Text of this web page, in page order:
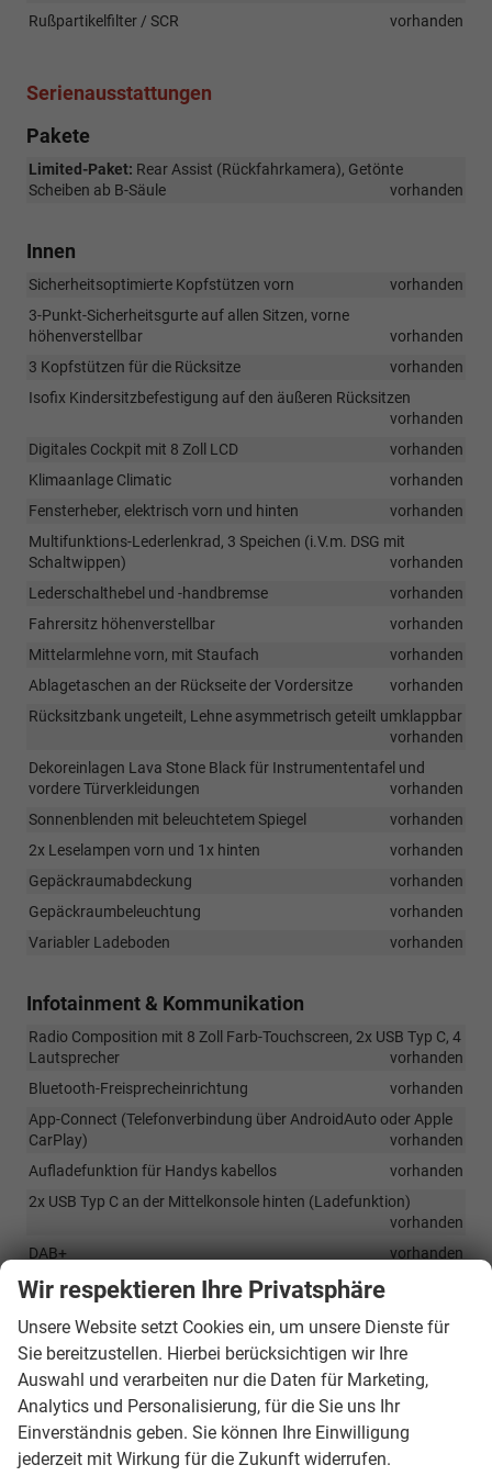
Rußpartikelfilter / SCR vorhanden
Serienausstattungen
Pakete
Limited-Paket: Rear Assist (Rückfahrkamera), Getönte
Scheiben ab B-Säule
vorhanden
Innen
Sicherheitsoptimierte Kopfstützen vorn
vorhanden
3-Punkt-Sicherheitsgurte auf allen Sitzen, vorne
höhenverstellbar
vorhanden
3 Kopfstützen für die Rücksitze
vorhanden
Isofix Kindersitzbefestigung auf den äußeren Rücksitzen
vorhanden
Digitales Cockpit mit 8 Zoll LCD
vorhanden
Klimaanlage Climatic
vorhanden
Fensterheber, elektrisch vorn und hinten
vorhanden
Multifunktions-Lederlenkrad, 3 Speichen (i.V.m. DSG mit
Schaltwippen)
vorhanden
Lederschalthebel und -handbremse
vorhanden
Fahrersitz höhenverstellbar
vorhanden
Mittelarmlehne vorn, mit Staufach
vorhanden
Ablagetaschen an der Rückseite der Vordersitze
vorhanden
Rücksitzbank ungeteilt, Lehne asymmetrisch geteilt umklappbar
vorhanden
Dekoreinlagen Lava Stone Black für Instrumententafel und
vordere Türverkleidungen
vorhanden
Sonnenblenden mit beleuchtetem Spiegel
vorhanden
2x Leselampen vorn und 1x hinten
vorhanden
Gepäckraumabdeckung
vorhanden
Gepäckraumbeleuchtung
vorhanden
Variabler Ladeboden
vorhanden
Infotainment & Kommunikation
Radio Composition mit 8 Zoll Farb-Touchscreen, 2x USB Typ C, 4
Lautsprecher
vorhanden
Bluetooth-Freisprecheinrichtung
vorhanden
App-Connect (Telefonverbindung über AndroidAuto oder Apple
CarPlay)
vorhanden
Aufladefunktion für Handys kabellos
vorhanden
2x USB Typ C an der Mittelkonsole hinten (Ladefunktion)
vorhanden
DAB+
vorhanden
Vorbereitung für Online Dienst VW Connect
Sicherheit & Assistenz
Airbagsystem: Fahrer- und Beifahrerairbag, Beifahrerairbg
deaktivierbar, Seitenairbag, Center-Airbag, Kopfairbag vorn und
hinten
Elektronisches Stabilisierungssystem (ESC)
Wir respektieren Ihre Privatsphäre
Unsere Website setzt Cookies ein, um unsere Dienste für
Sie bereitzustellen. Hierbei berücksichtigen wir Ihre
Auswahl und verarbeiten nur die Daten für Marketing,
Analytics und Personalisierung, für die Sie uns Ihr
Einverständnis geben. Sie können Ihre Einwilligung
jederzeit mit Wirkung für die Zukunft widerrufen.